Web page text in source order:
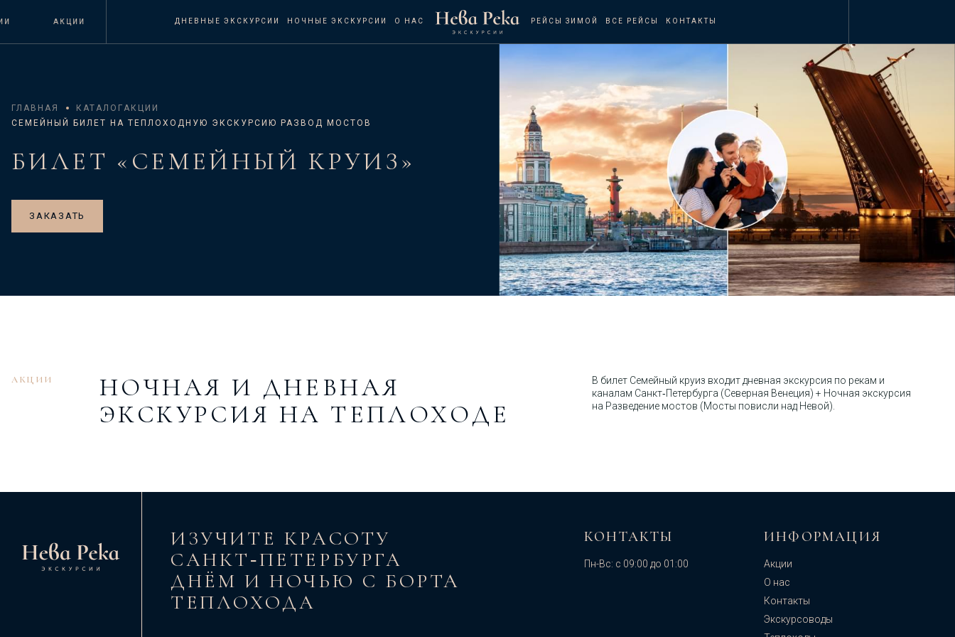
АКЦИИ ДНЕВНЫЕ ЭКСКУРСИИ НОЧНЫЕ ЭКСКУРСИИ О НАС РЕЙСЫ ЗИМОЙ ВСЕ РЕЙСЫ КОНТАКТЫ
ГЛАВНАЯ КАТАЛОГАКЦИИ
СЕМЕЙНЫЙ БИЛЕТ НА ТЕПЛОХОДНУЮ ЭКСКУРСИЮ РАЗВОД МОСТОВ
БИЛЕТ «СЕМЕЙНЫЙ КРУИЗ»
ЗАКАЗАТЬ
АКЦИИ
НОЧНАЯ И ДНЕВНАЯ
ЭКСКУРСИЯ НА ТЕПЛОХОДЕ
В билет Семейный круиз входит дневная экскурсия по рекам и
каналам Санкт‑Петербурга (Северная Венеция) + Ночная экскурсия
на Разведение мостов (Мосты повисли над Невой).
ИЗУЧИТЕ КРАСОТУ
САНКТ‑ПЕТЕРБУРГА
ДНЁМ И НОЧЬЮ С БОРТА
ТЕПЛОХОДА
КОНТАКТЫ
Пн-Вс: с 09:00 до 01:00
ИНФОРМАЦИЯ
Акции
О нас
Контакты
Экскурсоводы